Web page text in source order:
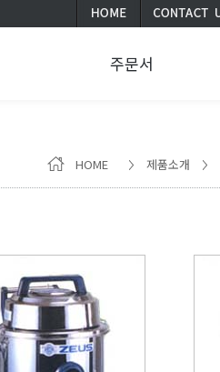
HOME 제품소개
주문서